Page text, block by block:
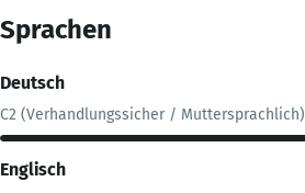
Sprachen
Deutsch
C2 (Verhandlungssicher / Muttersprachlich)
Englisch